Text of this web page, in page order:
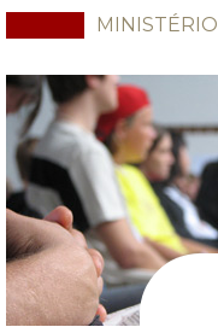
MINISTÉRIO